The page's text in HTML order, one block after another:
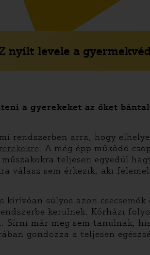
nyílt levele a
a gyerekeket az őket
rendszerben arra, hogy
. A még épp működő
teljesen egyedül
válasz sem érkezik, aki
súlyos azon
kerülnek. Kórházi
Sírni már meg sem tanulnak,
gondozza a teljesen